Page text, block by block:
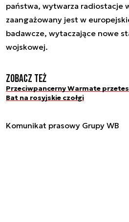
państwa, wytwarza radiostacje
zaangażowany jest w
badawcze, wytaczające nowe
wojskowej.
Zobacz też
Przeciwpancerny Warmate
Bat na rosyjskie czołgi
Komunikat prasowy Grupy WB